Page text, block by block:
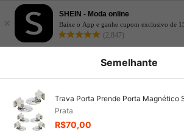
×
SHEIN - Moda online
Baixe o App e ganhe cupom exclusivo de
(2,847)
Semelhante
Trava Porta Prende Porta Magnético
Prata
R$70,00